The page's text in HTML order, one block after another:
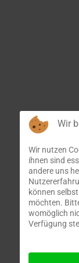
Wir
Wir nutzen
ihnen sind
andere uns
können
möchten.
womöglich
Verfügung